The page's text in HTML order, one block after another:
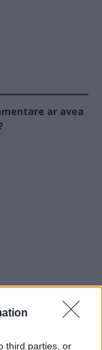
third parties, or
ar avea